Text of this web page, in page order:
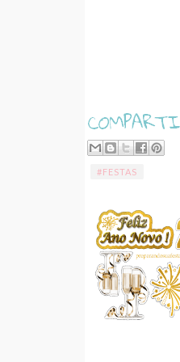
#FESTAS